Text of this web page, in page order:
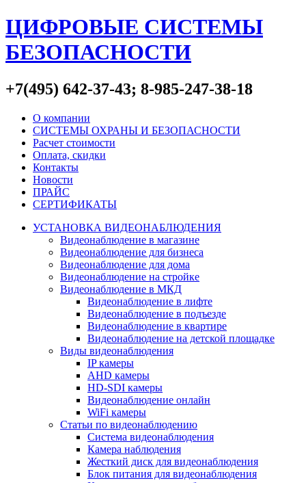
ЦИФРОВЫЕ СИСТЕМЫ
БЕЗОПАСНОСТИ
+7(495) 642-37-43; 8-985-247-38-18
О компании
СИСТЕМЫ ОХРАНЫ И БЕЗОПАСНОСТИ
Расчет стоимости
Оплата, скидки
Контакты
Новости
ПРАЙС
СЕРТИФИКАТЫ
УСТАНОВКА ВИДЕОНАБЛЮДЕНИЯ
Видеонаблюдение в магазине
Видеонаблюдение для бизнеса
Видеонаблюдение для дома
Видеонаблюдение на стройке
Видеонаблюдение в МКД
Видеонаблюдение в лифте
Видеонаблюдение в подъезде
Видеонаблюдение в квартире
Видеонаблюдение на детской площадке
Виды видеонаблюдения
IP камеры
AHD камеры
HD-SDI камеры
Видеонаблюдение онлайн
WiFi камеры
Статьи по видеонаблюдению
Система видеонаблюдения
Камера наблюдения
Жесткий диск для видеонаблюдения
Блок питания для видеонаблюдения